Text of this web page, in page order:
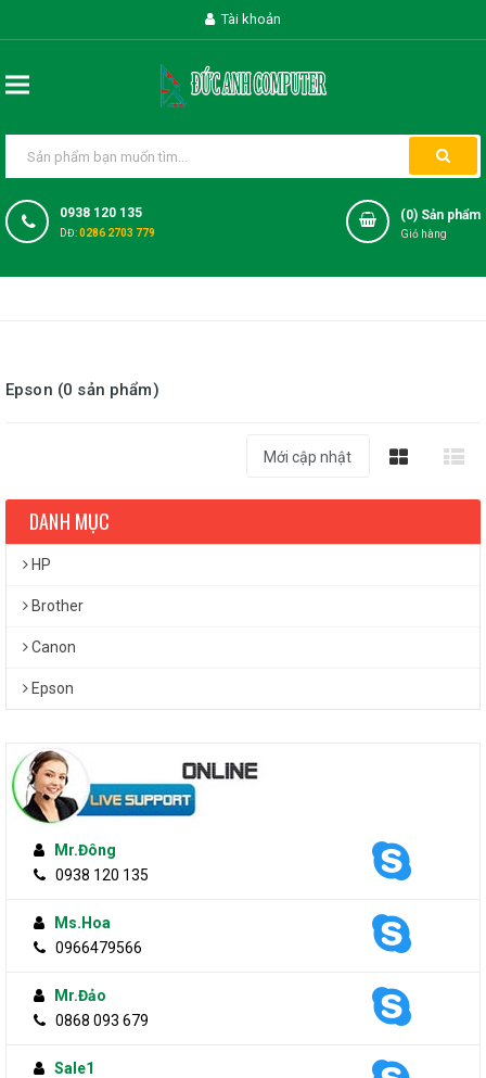
Tài khoản
0938 120 135
DĐ:0286 2703 779
(0) Sản phẩm
Giỏ hàng
Epson (0 sản phẩm)
DANH MỤC
HP
Brother
Canon
Epson
Mr.Đông
0938 120 135
Ms.Hoa
0966479566
Mr.Đảo
0868 093 679
Sale1